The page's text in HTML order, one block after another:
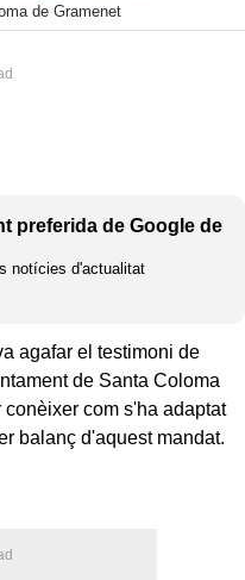
de Gramenet
preferida de Google de
notícies d'actualitat
agafar el testimoni de
de Santa Coloma
com s'ha adaptat
balanç d'aquest mandat.